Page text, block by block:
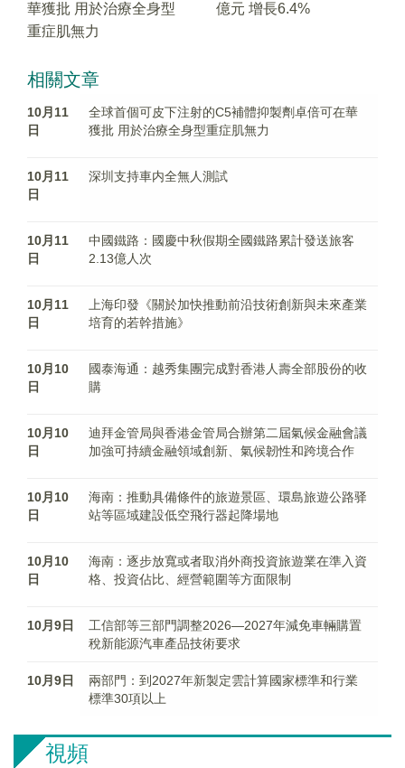
華獲批 用於治療全身型
重症肌無力
億元 增長6.4%
相關文章
10月11
日
全球首個可皮下注射的C5補體抑製劑卓倍可在華
獲批 用於治療全身型重症肌無力
10月11
日
深圳支持車内全無人測試
10月11
日
中國鐵路：國慶中秋假期全國鐵路累計發送旅客
2.13億人次
10月11
日
上海印發《關於加快推動前沿技術創新與未來產業
培育的若幹措施》
10月10
日
國泰海通：越秀集團完成對香港人壽全部股份的收
購
10月10
日
迪拜金管局與香港金管局合辦第二屆氣候金融會議
加強可持續金融領域創新、氣候韌性和跨境合作
10月10
日
海南：推動具備條件的旅遊景區、環島旅遊公路驿
站等區域建設低空飛行器起降場地
10月10
日
海南：逐步放寬或者取消外商投資旅遊業在準入資
格、投資佔比、經營範圍等方面限制
10月9日
工信部等三部門調整2026—2027年減免車輛購置
稅新能源汽車產品技術要求
10月9日
兩部門：到2027年新製定雲計算國家標準和行業
標準30項以上
視頻